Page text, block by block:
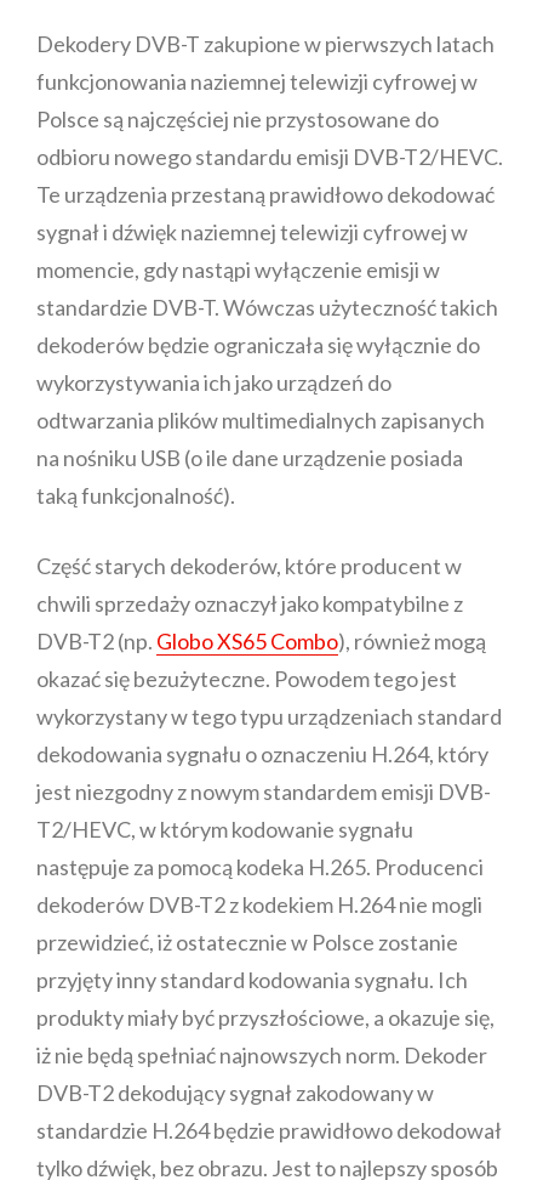
Dekodery DVB-T zakupione w pierwszych latach
funkcjonowania naziemnej telewizji cyfrowej w
Polsce są najczęściej nie przystosowane do
odbioru nowego standardu emisji DVB-T2/HEVC.
Te urządzenia przestaną prawidłowo dekodować
sygnał i dźwięk naziemnej telewizji cyfrowej w
momencie, gdy nastąpi wyłączenie emisji w
standardzie DVB-T. Wówczas użyteczność takich
dekoderów będzie ograniczała się wyłącznie do
wykorzystywania ich jako urządzeń do
odtwarzania plików multimedialnych zapisanych
na nośniku USB (o ile dane urządzenie posiada
taką funkcjonalność).
Część starych dekoderów, które producent w
chwili sprzedaży oznaczył jako kompatybilne z
DVB-T2 (np. Globo XS65 Combo), również mogą
okazać się bezużyteczne. Powodem tego jest
wykorzystany w tego typu urządzeniach standard
dekodowania sygnału o oznaczeniu H.264, który
jest niezgodny z nowym standardem emisji DVB-
T2/HEVC, w którym kodowanie sygnału
następuje za pomocą kodeka H.265. Producenci
dekoderów DVB-T2 z kodekiem H.264 nie mogli
przewidzieć, iż ostatecznie w Polsce zostanie
przyjęty inny standard kodowania sygnału. Ich
produkty miały być przyszłościowe, a okazuje się,
iż nie będą spełniać najnowszych norm. Dekoder
DVB-T2 dekodujący sygnał zakodowany w
standardzie H.264 będzie prawidłowo dekodował
tylko dźwięk, bez obrazu. Jest to najlepszy sposób